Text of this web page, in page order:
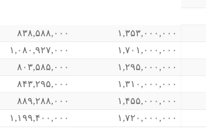
۱,۳۵۳,۰۰۰,۰۰۰
۸۳۸,۵۸۸,۰۰۰
۱,۷۰۱,۰۰۰,۰۰۰
۱,۰۸۰,۹۲۷,۰۰۰
۱,۲۹۵,۰۰۰,۰۰۰
۸۰۳,۵۸۵,۰۰۰
۱,۳۱۰,۰۰۰,۰۰۰
۸۴۳,۲۹۵,۰۰۰
۱,۴۵۵,۰۰۰,۰۰۰
۸۸۹,۲۸۸,۰۰۰
۱,۷۲۰,۰۰۰,۰۰۰
۱,۱۹۹,۴۰۰,۰۰۰